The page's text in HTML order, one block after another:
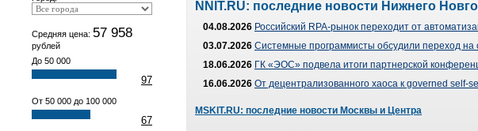
Средняя цена: 57 958
рублей
До 50 000
97
От 50 000 до 100 000
67
NNIT.RU: последние новости Нижнего
04.08.2026 Российский RPA-рынок переходит от
03.07.2026 Системные программисты обсудили переход
18.06.2026 ГК «ЭОС» подвела итоги партнерской
16.06.2026 От децентрализованного хаоса к governed
MSKIT.RU: последние новости Москвы и Центра